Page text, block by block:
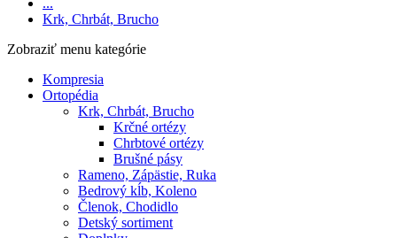
...
Krk, Chrbát, Brucho
Zobraziť menu kategórie
Kompresia
Ortopédia
Krk, Chrbát, Brucho
Krčné ortézy
Chrbtové ortézy
Brušné pásy
Rameno, Zápästie, Ruka
Bedrový kĺb, Koleno
Členok, Chodidlo
Detský sortiment